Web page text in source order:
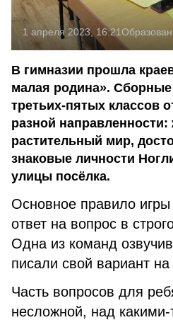
1 апреля 2023, 16:21
В гимназии прошла
малая родина».
третьих-пятых классов
разной
растительный мир,
знаковые личности
улицы посёлка.
Основное правило
ответ на вопрос в
Одна из команд
писали свой вариант на
Часть вопросов для
несложной, над